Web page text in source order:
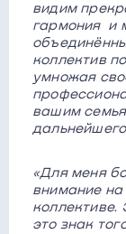
видим
гармония и
коллектив
умножая
вашим
«Для меня
внимание
коллективе.
это знак